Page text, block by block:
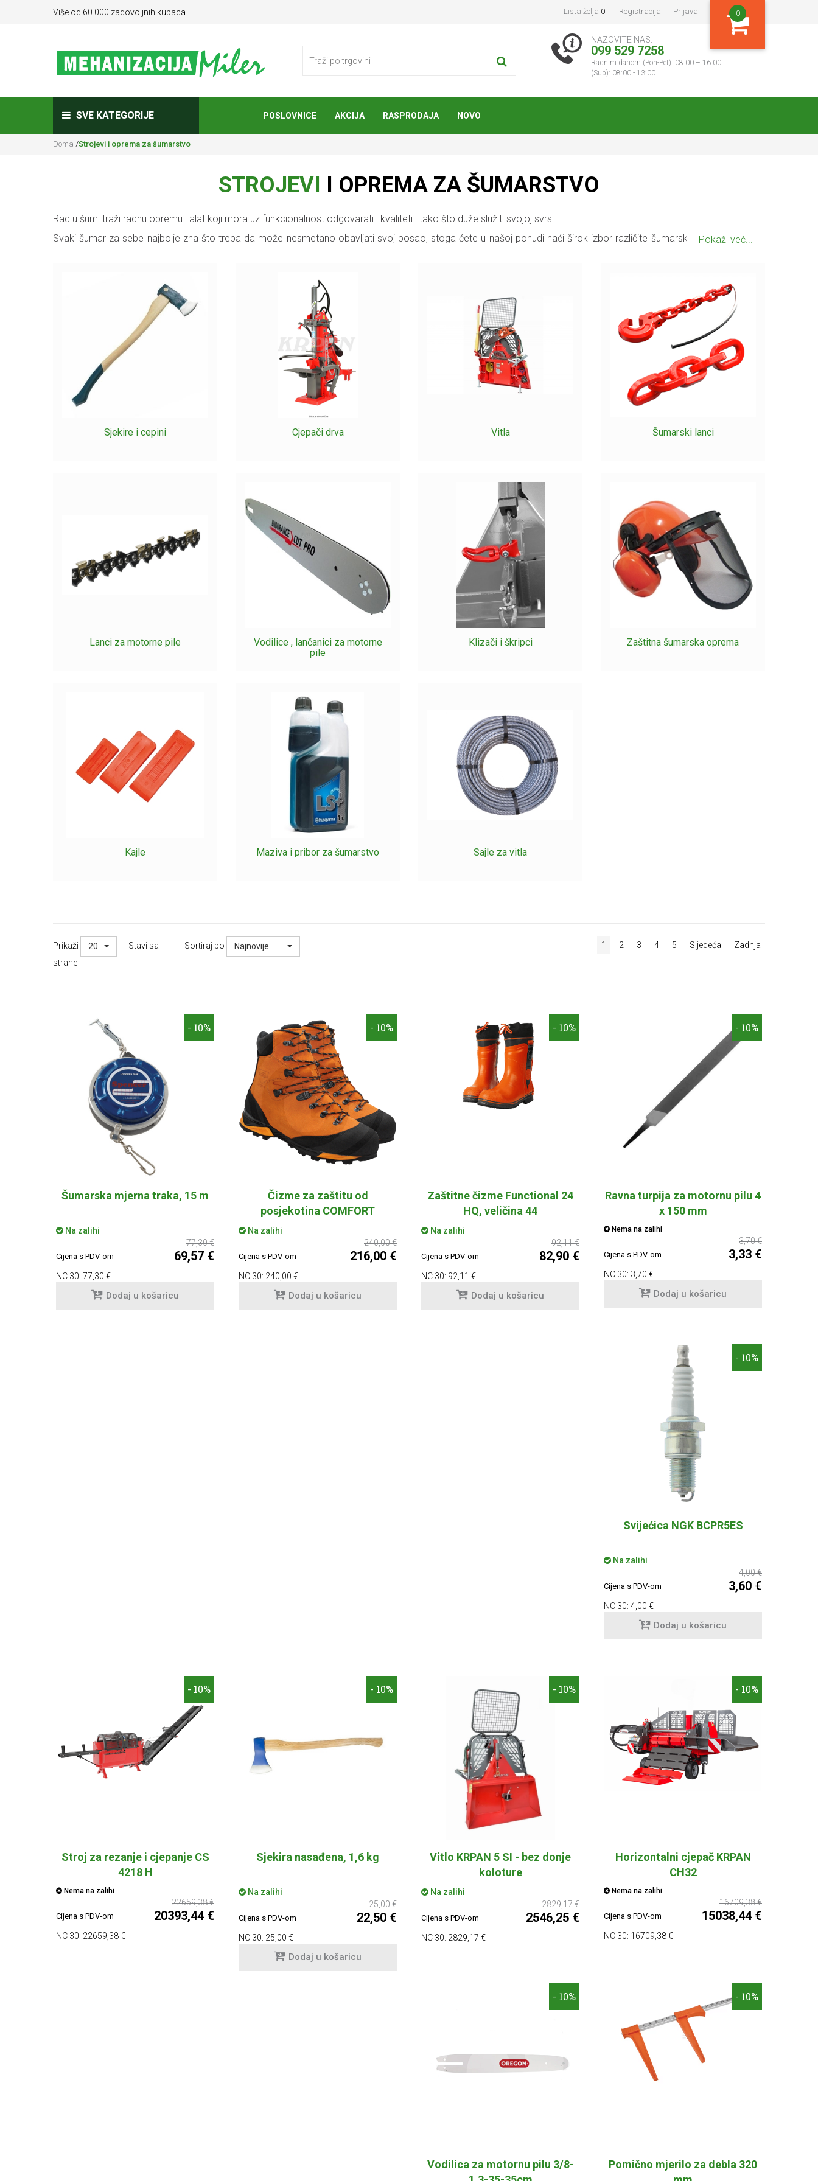
Više od 60.000 zadovoljnih kupaca Lista želja 0 Registracija Prijava 0
NAZOVITE NAS:
099 529 7258
Radnim danom (Pon-Pet): 08:00 – 16:00
(Sub): 08:00 - 13:00
SVE KATEGORIJE POSLOVNICE AKCIJA RASPRODAJA NOVO
Doma /Strojevi i oprema za šumarstvo
STROJEVI I OPREMA ZA ŠUMARSTVO
Rad u šumi traži radnu opremu i alat koji mora uz funkcionalnost odgovarati i kvaliteti i tako što duže služiti svojoj svrsi.
Svaki šumar za sebe najbolje zna što treba da može nesmetano obavljati svoj posao, stoga ćete u našoj ponudi naći širok izbor različite šumarske opreme koja će
Neizostavan alat, koji nikako ne smije nedostajati u šumarskoj opremi, je zasigurno kvalitetna i moćna motorna pila. Kod izbora motorne pile budite pozorni na samu
težinu, snagu i zapremninu prostora te na veličinu rezervoara za gorivo jer je od toga ovisno i to koliko ćete vremena trebati za piljenje.
Ako i vi spadate među one šumare koji imaju rado spremne rezervne dijelove ako se što dogodi, provjerite našu ponudu lanaca i lisa za motorne pile. Na izbor je puno
različitih modela i veličina stoga si ponudu dobro pogledajte i odaberite one koji su podudarni s vašom pilom.
Za učinkovito i sigurno sječu drva možete, uz motorne pile, izabrati i nešto od različitih sjekira i cepina s drvenom ručkom, a ne zaboravite i na podupirače s kojima ćete
pravilno usmjeriti pad posjećenog drveta.
Provjerite još imate li već posude za gorivo i ulje, pile za oštrenje i šumarske sprejeve za označavanje, a ako nešto od toga još nemate, pogledajte te proizvode u
Naravno, na kraju pomislite na ono najvažnije- sigurnost i šumarsku zaštitu. Šumarska kaciga, hlače i kvalitetne rukavice neka budu uvijek na vidljivom mjestu da se prije
svakog odlaska u šumu najprije pobrinete za sebe i za svoju sigurnost.
Pokaži več...
Sjekire i cepini Cjepači drva Vitla Šumarski lanci
Lanci za motorne pile
Vodilice , lančanici za motorne
pile
Klizači i škripci Zaštitna šumarska oprema
Kajle Maziva i pribor za šumarstvo Sajle za vitla
Prikaži 20
Stavi sa
strane
Sortiraj po Najnovije 1 2 3 4 5 Sljedeća Zadnja
- 10%
Šumarska mjerna traka, 15 m
Na zalihi
77,30 €
Cijena s PDV-om 69,57 €
NC 30: 77,30 €
Dodaj u košaricu
- 10%
Čizme za zaštitu od
posjekotina COMFORT
Na zalihi
240,00 €
Cijena s PDV-om 216,00 €
NC 30: 240,00 €
Dodaj u košaricu
- 10%
Zaštitne čizme Functional 24
HQ, veličina 44
Na zalihi
92,11 €
Cijena s PDV-om 82,90 €
NC 30: 92,11 €
Dodaj u košaricu
- 10%
Ravna turpija za motornu pilu 4
x 150 mm
Nema na zalihi
3,70 €
Cijena s PDV-om 3,33 €
NC 30: 3,70 €
Dodaj u košaricu
- 10%
Svijećica NGK BCPR5ES
Na zalihi
4,00 €
Cijena s PDV-om 3,60 €
NC 30: 4,00 €
Dodaj u košaricu
- 10%
Stroj za rezanje i cjepanje CS
4218 H
Nema na zalihi
22659,38 €
Cijena s PDV-om 20393,44 €
NC 30: 22659,38 €
- 10%
Sjekira nasađena, 1,6 kg
Na zalihi
25,00 €
Cijena s PDV-om 22,50 €
NC 30: 25,00 €
Dodaj u košaricu
- 10%
Vitlo KRPAN 5 SI - bez donje
koloture
Na zalihi
2829,17 €
Cijena s PDV-om 2546,25 €
NC 30: 2829,17 €
- 10%
Horizontalni cjepač KRPAN
CH32
Nema na zalihi
16709,38 €
Cijena s PDV-om 15038,44 €
NC 30: 16709,38 €
- 10%
Vodilica za motornu pilu 3/8-
- 10%
Pomično mjerilo za debla 320